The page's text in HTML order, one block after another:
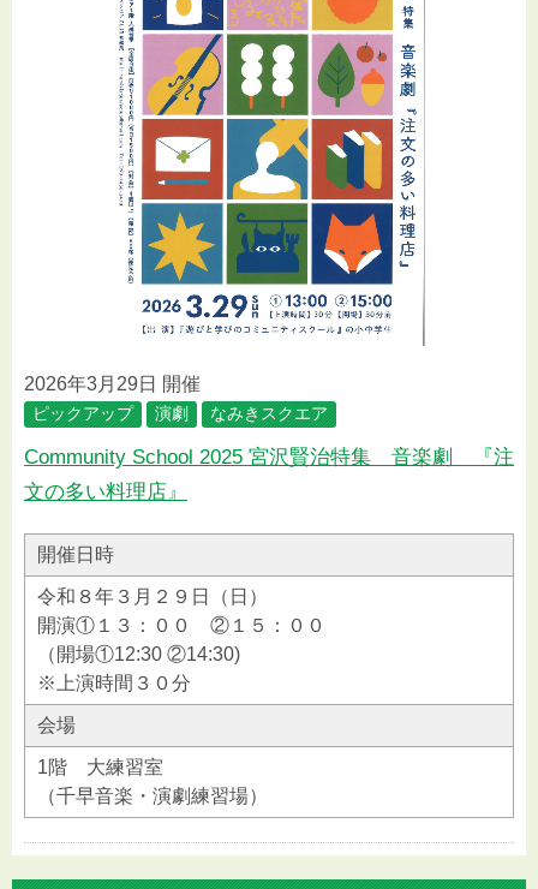
2026年3月29日 開催
ピックアップ 演劇 なみきスクエア
Community School 2025 宮沢賢治特集 音楽劇 『注
文の多い料理店』
開催日時
令和８年３月２９日（日）
開演①１３：００ ②１５：００
（開場①12:30 ②14:30)
※上演時間３０分
会場
1階 大練習室
（千早音楽・演劇練習場）